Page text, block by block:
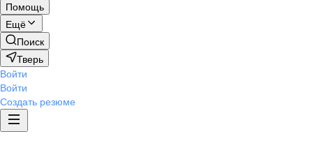
Помощь
Ещё
Поиск
Тверь
Войти
Войти
Создать резюме